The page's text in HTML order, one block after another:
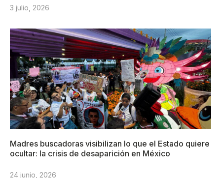
3 julio, 2026
Madres buscadoras visibilizan lo que el Estado quiere
ocultar: la crisis de desaparición en México
24 junio, 2026